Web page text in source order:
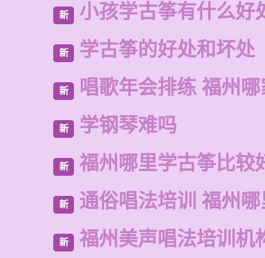
新 小孩学古筝有什么好
新 学古筝的好处和坏处
新 唱歌年会排练 福州
新 学钢琴难吗
新 福州哪里学古筝比较
新 通俗唱法培训 福州
新 福州美声唱法培训机